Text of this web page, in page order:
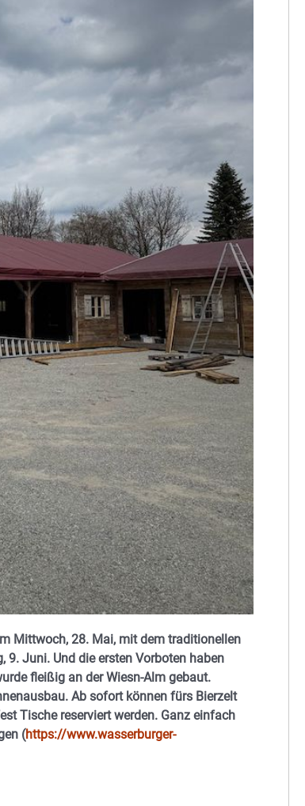
Mittwoch, 28. Mai, mit dem traditionellen
9. Juni. Und die ersten Vorboten haben
fleißig an der Wiesn-Alm gebaut.
Ab sofort können fürs Bierzelt
Tische reserviert werden. Ganz einfach
(https://www.wasserburger-